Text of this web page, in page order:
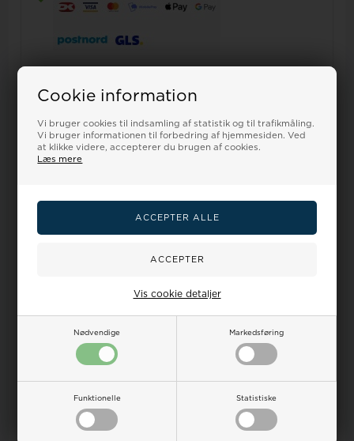
Cookie information
Vi bruger cookies til indsamling af statistik og til trafikmåling.
Vi bruger informationen til forbedring af hjemmesiden. Ved
at klikke videre, accepterer du brugen af cookies.
Læs mere
Nødvendige Markedsføring
Funktionelle Statistiske
Vis cookie detaljer
Relaterede varer
19%
RemRem 20 mm sort og
lyseblå velcro urrem